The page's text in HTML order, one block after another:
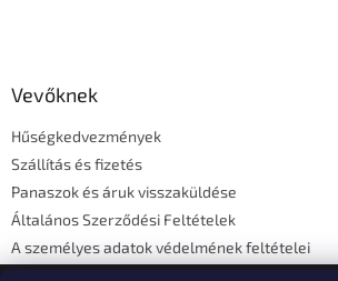
Vevőknek
Hűségkedvezmények
Szállítás és fizetés
Panaszok és áruk visszaküldése
Általános Szerződési Feltételek
A személyes adatok védelmének feltételei
Elérhetőségi adatok